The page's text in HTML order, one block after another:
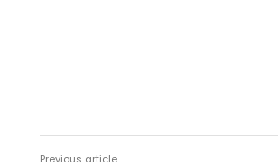
Previous article